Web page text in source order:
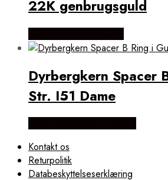
22K genbrugsguld
Dyrbergkern Spacer
Str. I51 Dame
Kontakt os
Returpolitik
Databeskyttelseserklæring